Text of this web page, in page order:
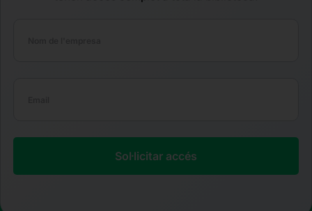
Sol·licitar accés